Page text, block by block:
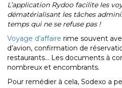
L’application Rydoo facilite les
dématérialisant les tâches
temps qui ne se refuse pas !
Voyage d’affaire rime souvent
d’avion, confirmation de
restaurants… Les documents à
nombreux et encombrants.
Pour remédier à cela, Sodexo a